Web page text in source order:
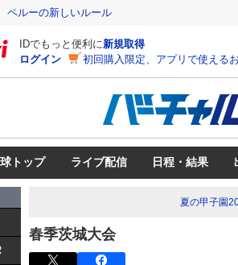
ルーの新しいルール
IDでもっと便利に新規取得
ログイン
初回購入限定、アプリで使える
トップ ライブ配信 日程・結果
夏の甲子園
春季茨城大会